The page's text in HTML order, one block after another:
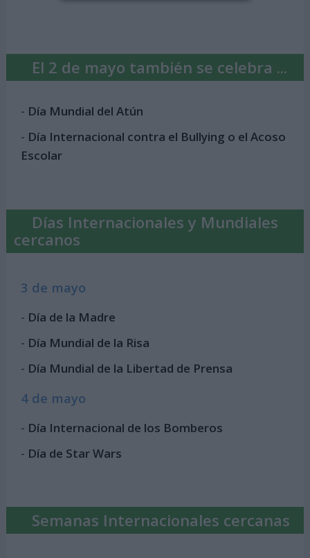
El 2 de mayo también se celebra ...
- Día Mundial del Atún
- Día Internacional contra el Bullying o el Acoso
Escolar
Días Internacionales y Mundiales
cercanos
3 de mayo
- Día de la Madre
- Día Mundial de la Risa
- Día Mundial de la Libertad de Prensa
4 de mayo
- Día Internacional de los Bomberos
- Día de Star Wars
Semanas Internacionales cercanas